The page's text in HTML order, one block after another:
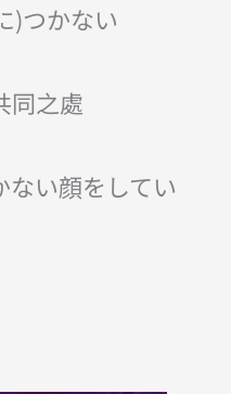
)つかない
同之處
い顔をしてい